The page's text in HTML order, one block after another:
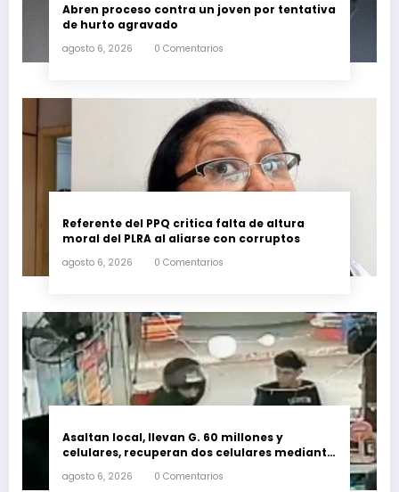
Abren proceso contra un joven por tentativa
de hurto agravado
agosto 6, 2026 0 Comentarios
Referente del PPQ critica falta de altura
moral del PLRA al aliarse con corruptos
agosto 6, 2026 0 Comentarios
Asaltan local, llevan G. 60 millones y
celulares, recuperan dos celulares mediante
agosto 6, 2026 0 Comentarios